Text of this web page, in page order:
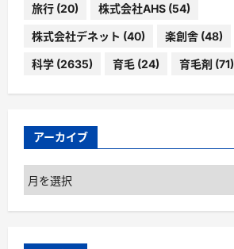
旅行 (20) 株式会社AHS (54)
株式会社デネット (40) 楽創舎 (48)
科学 (2635) 育毛 (24) 育毛剤 (71)
アーカイブ
ア
ー
カ